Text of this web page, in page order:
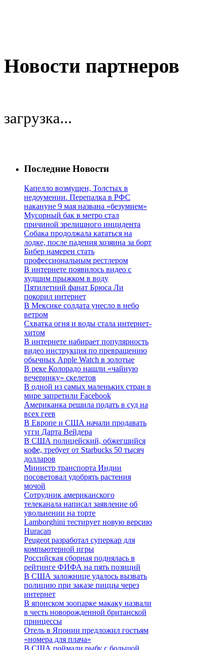
Новости партнеров
загрузка...
Последние Новости
Капелло возмущен, Толстых в
недоумении. Перепалка в РФС
накануне 9 мая названа «безумием»
Мусорный бак в метро стал
причиной зрелищного инцидента
Собака продолжала кататься на
лодке, после падения хозяина за борт
Бибер намерен стать
профессиональным рестлером
В интернете появилось видео с
худшим прыжком в воду
Пятилетний фанат Брюса Ли
покорил интернет
В Мексике солдата унесло в небо
ветром
Схватка огня и воды стала интернет-
хитом
В интернете набирает популярность
видео инструкция по превращению
обычных Apple Watch в золотые
В реке Колорадо нашли «чайную
вечеринку» скелетов
В одной из самых маленьких стран в
мире запретили Facebook
Американка решила подать в суд на
всех геев
В Европе и США начали продавать
угги Дарта Вейдера
В США полицейский, обжегшийся
кофе, требует от Starbucks 50 тысяч
долларов
Министр транспорта Индии
посоветовал удобрять растения
мочой
Сотрудник американского
телеканала написал заявление об
увольнении на торте
Lamborghini тестирует новую версию
Huracan
Peugeot разработал суперкар для
компьютерной игры
Российская сборная поднялась в
рейтинге ФИФА на пять позиций
В США заложнице удалось вызвать
полицию при заказе пиццы через
интернет
В японском зоопарке макаку назвали
в честь новорожденной британской
принцессы
Отель в Японии предложил гостьям
«номера для плача»
В США поймали рыбу с большой